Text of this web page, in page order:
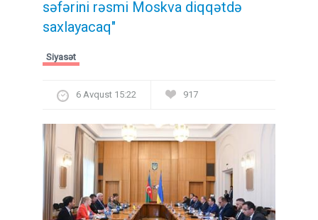
səfərini rəsmi Moskva diqqətdə
saxlayacaq"
Siyasət
6 Avqust 15:22 917